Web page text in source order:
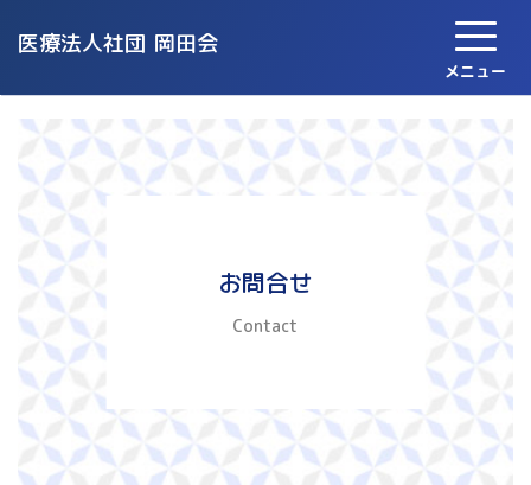
医療法人社団 岡田会
メニュー
お問合せ
Contact